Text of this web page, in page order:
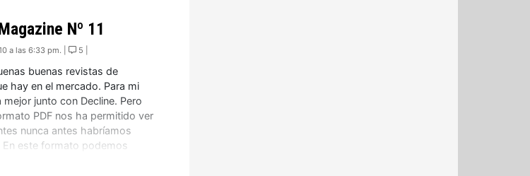
Nº 11
a las 6:33 pm. | 5 |
buenas revistas de
hay en el mercado. Para mi
mejor junto con Decline. Pero
PDF nos ha permitido ver
nunca antes habríamos
En este formato podemos